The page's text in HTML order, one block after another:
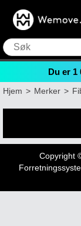
Du er 1
Hjem>Merker>
Copyright